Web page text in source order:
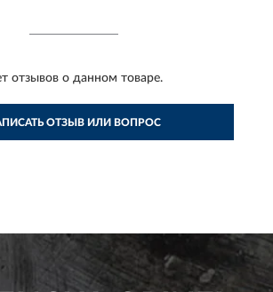
отзывов о данном товаре.
ОТЗЫВ ИЛИ ВОПРОС